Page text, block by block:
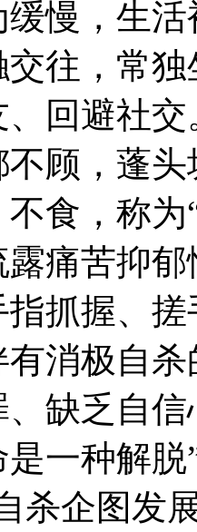
慢，生
往，常
、回避社
顾，蓬
食，称
痛苦抑
抓握、
消极自
缺乏自
一种解
杀企图发